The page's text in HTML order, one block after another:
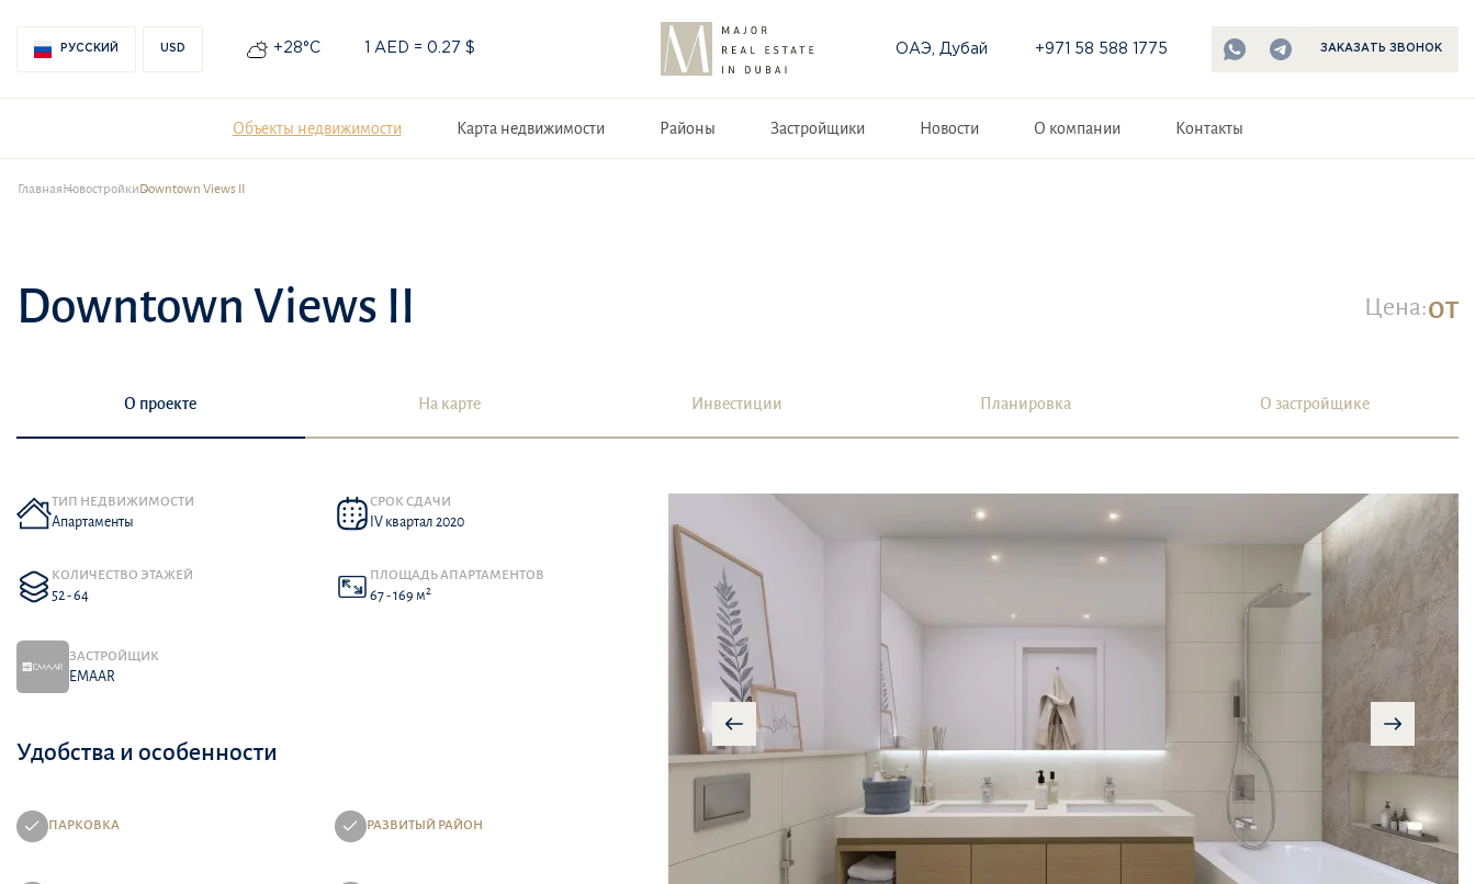
РУССКИЙ USD +28°С 1 AED = 0.27 $ ОАЭ, Дубай +971 58 588 1775 ЗАКАЗАТЬ ЗВОНОК
Объекты недвижимости Карта недвижимости Районы Застройщики Новости О компании Контакты
ГлавнаяНовостройкиDowntown Views II
Downtown Views II Цена:от
О проекте На карте Инвестиции Планировка О застройщике
ТИП НЕДВИЖИМОСТИ
Апартаменты
СРОК СДАЧИ
IV квартал 2020
КОЛИЧЕСТВО ЭТАЖЕЙ
52 - 64
ПЛОЩАДЬ АПАРТАМЕНТОВ
67 - 169 м2
ЗАСТРОЙЩИК
EMAAR
Удобства и особенности
ПАРКОВКА РАЗВИТЫЙ РАЙОН